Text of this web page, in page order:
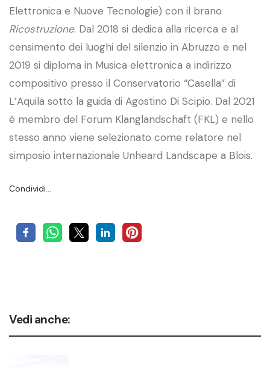
Elettronica e Nuove Tecnologie) con il brano
Ricostruzione. Dal 2018 si dedica alla ricerca e al
censimento dei luoghi del silenzio in Abruzzo e nel
2019 si diploma in Musica elettronica a indirizzo
compositivo presso il Conservatorio “Casella” di
L’Aquila sotto la guida di Agostino Di Scipio. Dal 2021
è membro del Forum Klanglandschaft (FKL) e nello
stesso anno viene selezionato come relatore nel
simposio internazionale Unheard Landscape a Blois.
Condividi…
Vedi anche: